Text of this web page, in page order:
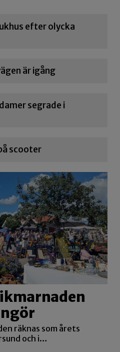
efter olycka
är igång
segrade i
scooter
räknas som årets
och i…